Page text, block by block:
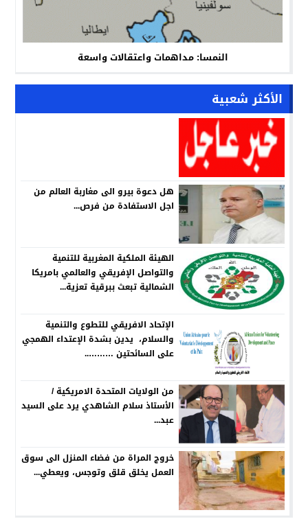
النمسا: مداهمات واعتقالات واسعة
الأكثر شعبية
هل دعوة بيرو الى مغاربة العالم من
اجل الاستفادة من فرص...
الهيئة الملكية المغربية للتنمية
والتواصل الإفريقي والعالمي بامريكا
الشمالية تبعث ببرقية تعزية...
الإتحاد الافريقي للتطوع والتنمية
والسلام، يدين بشدة الإعتداء الهمجي
على السائحتين ………..
من الولايات المتحدة الامريكية /
الأستاذ سلام الشاهدي يرد على السيد
عبد...
خروج المراة من فضاء المنزل الى سوق
العمل يخلق قلق وتوجس، ويعطي...